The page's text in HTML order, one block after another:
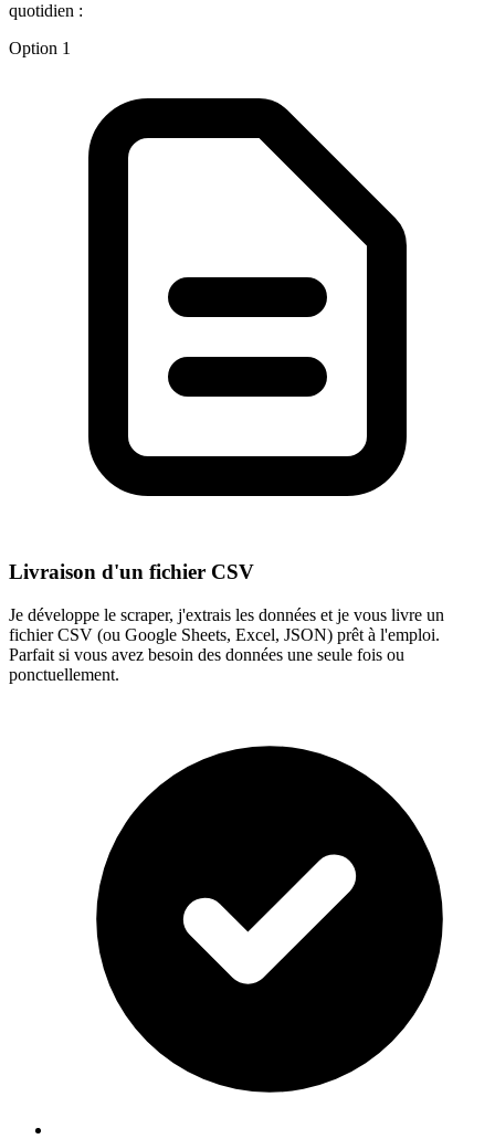
quotidien :
Option 1
Livraison d'un fichier CSV
Je développe le scraper, j'extrais les données et je vous livre un
fichier CSV (ou Google Sheets, Excel, JSON) prêt à l'emploi.
Parfait si vous avez besoin des données une seule fois ou
ponctuellement.